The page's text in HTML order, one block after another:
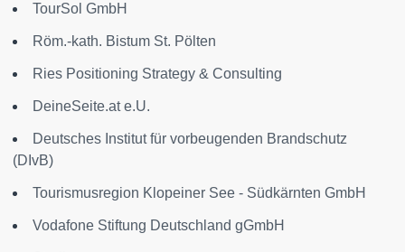
TourSol GmbH
Röm.-kath. Bistum St. Pölten
Ries Positioning Strategy & Consulting
DeineSeite.at e.U.
Deutsches Institut für vorbeugenden Brandschutz
(DIvB)
Tourismusregion Klopeiner See - Südkärnten GmbH
Vodafone Stiftung Deutschland gGmbH